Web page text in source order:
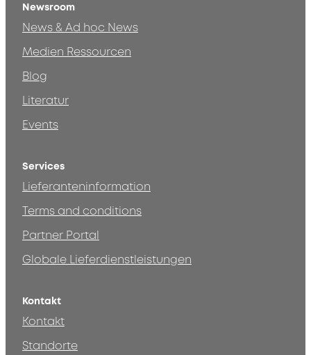
Newsroom
News & Ad hoc News
Medien Ressourcen
Blog
Literatur
Events
Services
Lieferanteninformation
Terms and conditions
Partner Portal
Globale Lieferdienstleistungen
Kontakt
Kontakt
Standorte